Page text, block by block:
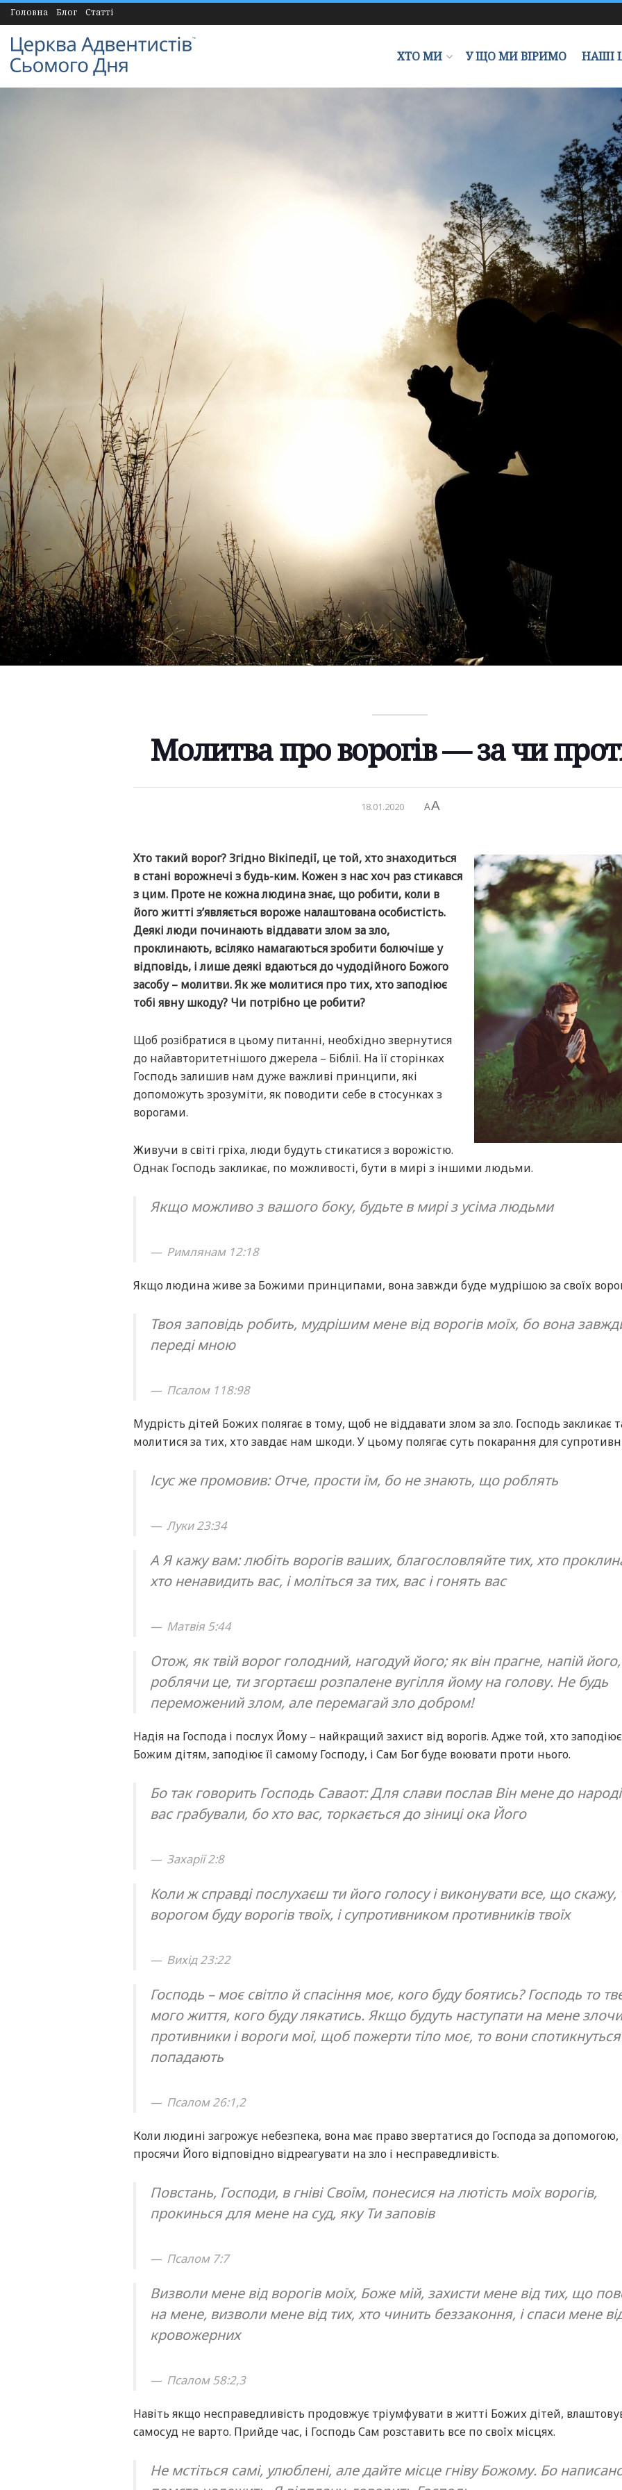
Головна Блог Статті
ХТО МИ У ЩО МИ ВІРИМО НАШІ
Молитва про ворогів — за чи
18.01.2020 AA
Хто такий ворог? Згідно Вікіпедії, це той, хто знаходиться
в стані ворожнечі з будь-ким. Кожен з нас хоч раз стикався
з цим. Проте не кожна людина знає, що робити, коли в
його житті з’являється вороже налаштована особистість.
Деякі люди починають віддавати злом за зло,
проклинають, всіляко намагаються зробити болючіше у
відповідь, і лише деякі вдаються до чудодійного Божого
засобу – молитви. Як же молитися про тих, хто заподіює
тобі явну шкоду? Чи потрібно це робити?
Щоб розібратися в цьому питанні, необхідно звернутися
до найавторитетнішого джерела – Біблії. На її сторінках
Господь залишив нам дуже важливі принципи, які
допоможуть зрозуміти, як поводити себе в стосунках з
ворогами.
Живучи в світі гріха, люди будуть стикатися з ворожістю.
Однак Господь закликає, по можливості, бути в мирі з іншими людьми.
Якщо можливо з вашого боку, будьте в мирі з усіма людьми
Римлянам 12:18
Якщо людина живе за Божими принципами, вона завжди буде мудрішою за своїх
Твоя заповідь робить, мудрішим мене від ворогів моїх, бо вона
переді мною
Псалом 118:98
Мудрість дітей Божих полягає в тому, щоб не віддавати злом за зло. Господь закликає
молитися за тих, хто завдає нам шкоди. У цьому полягає суть покарання для
Ісус же промовив: Отче, прости їм, бо не знають, що роблять
Луки 23:34
А Я кажу вам: любіть ворогів ваших, благословляйте тих, хто
хто ненавидить вас, і моліться за тих, вас і гонять вас
Матвія 5:44
Отож, як твій ворог голодний, нагодуй його; як він прагне, напій
роблячи це, ти згортаєш розпалене вугілля йому на голову. Не будь
переможений злом, але перемагай зло добром!
Надія на Господа і послух Йому – найкращий захист від ворогів. Адже той, хто
Божим дітям, заподіює її самому Господу, і Сам Бог буде воювати проти нього.
Бо так говорить Господь Саваот: Для слави послав Він мене до
вас грабували, бо хто вас, торкається до зіниці ока Його
Захарії 2:8
Коли ж справді послухаєш ти його голосу і виконувати все, що скажу,
ворогом буду ворогів твоїх, і супротивником противників твоїх
Вихід 23:22
Господь – моє світло й спасіння моє, кого буду боятись? Господь то
мого життя, кого буду лякатись. Якщо будуть наступати на мене
противники і вороги мої, щоб пожерти тіло моє, то вони
попадають
Псалом 26:1,2
Коли людині загрожує небезпека, вона має право звертатися до Господа за допомогою,
просячи Його відповідно відреагувати на зло і несправедливість.
Повстань, Господи, в гніві Своїм, понесися на лютість моїх ворогів,
прокинься для мене на суд, яку Ти заповів
Псалом 7:7
Визволи мене від ворогів моїх, Боже мій, захисти мене від тих, що
на мене, визволи мене від тих, хто чинить беззаконня, і спаси мене
кровожерних
Псалом 58:2,3
Навіть якщо несправедливість продовжує тріумфувати в житті Божих дітей,
самосуд не варто. Прийде час, і Господь Сам розставить все по своїх місцях.
Не мстіться самі, улюблені, але дайте місце гніву Божому. Бо